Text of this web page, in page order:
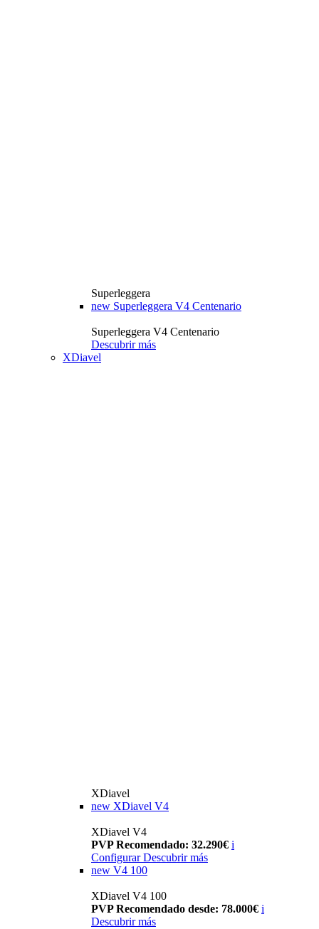
Superleggera
new Superleggera V4 Centenario
Superleggera V4 Centenario
Descubrir más
XDiavel
XDiavel
new XDiavel V4
XDiavel V4
PVP Recomendado: 32.290€ i
Configurar Descubrir más
new V4 100
XDiavel V4 100
PVP Recomendado desde: 78.000€ i
Descubrir más